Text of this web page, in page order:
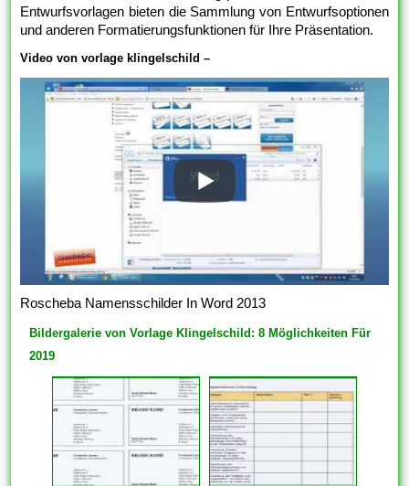
Entwurfsvorlagen bieten die Sammlung von Entwurfsoptionen
und anderen Formatierungsfunktionen für Ihre Präsentation.
Video von vorlage klingelschild –
Roscheba Namensschilder In Word 2013
Bildergalerie von Vorlage Klingelschild: 8 Möglichkeiten Für
2019